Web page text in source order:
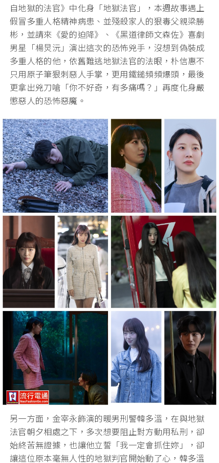
自地獄的法官》中化身「地獄法官」，本週故事遇上
假冒多重人格精神病患、並殘殺家人的狠毒父親梁勝
彬，並請來《愛的迫降》、《黑道律師文森佐》喜劇
男星「楊炅沅」演出這次的恐怖兇手，沒想到偽裝成
多重人格的他，依舊難逃地獄法官的法眼，朴信惠不
只用原子筆狠刺惡人手掌，更用鐵鎚頻頻爆頭，最後
更拿出兇刀嗆「你不好奇，有多痛嗎？」再度化身嚴
懲惡人的恐怖惡魔。
另一方面，金宰永飾演的暖男刑警韓多溫，在與地獄
法官朝夕相處之下，多次想要阻止對方動用私刑，卻
始終苦無證據，也讓他立誓「我一定會抓住妳」，卻
讓這位原本毫無人性的地獄判官開始動了心，韓多溫